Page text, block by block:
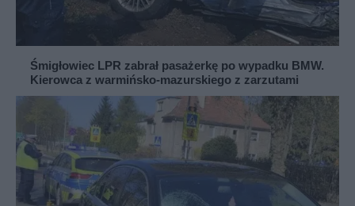
Śmigłowiec LPR zabrał pasażerkę po wypadku BMW.
Kierowca z warmińsko-mazurskiego z zarzutami